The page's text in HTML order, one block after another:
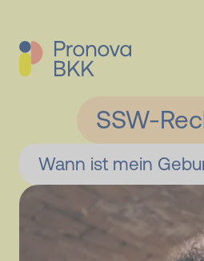
SSW-
Wann ist mein